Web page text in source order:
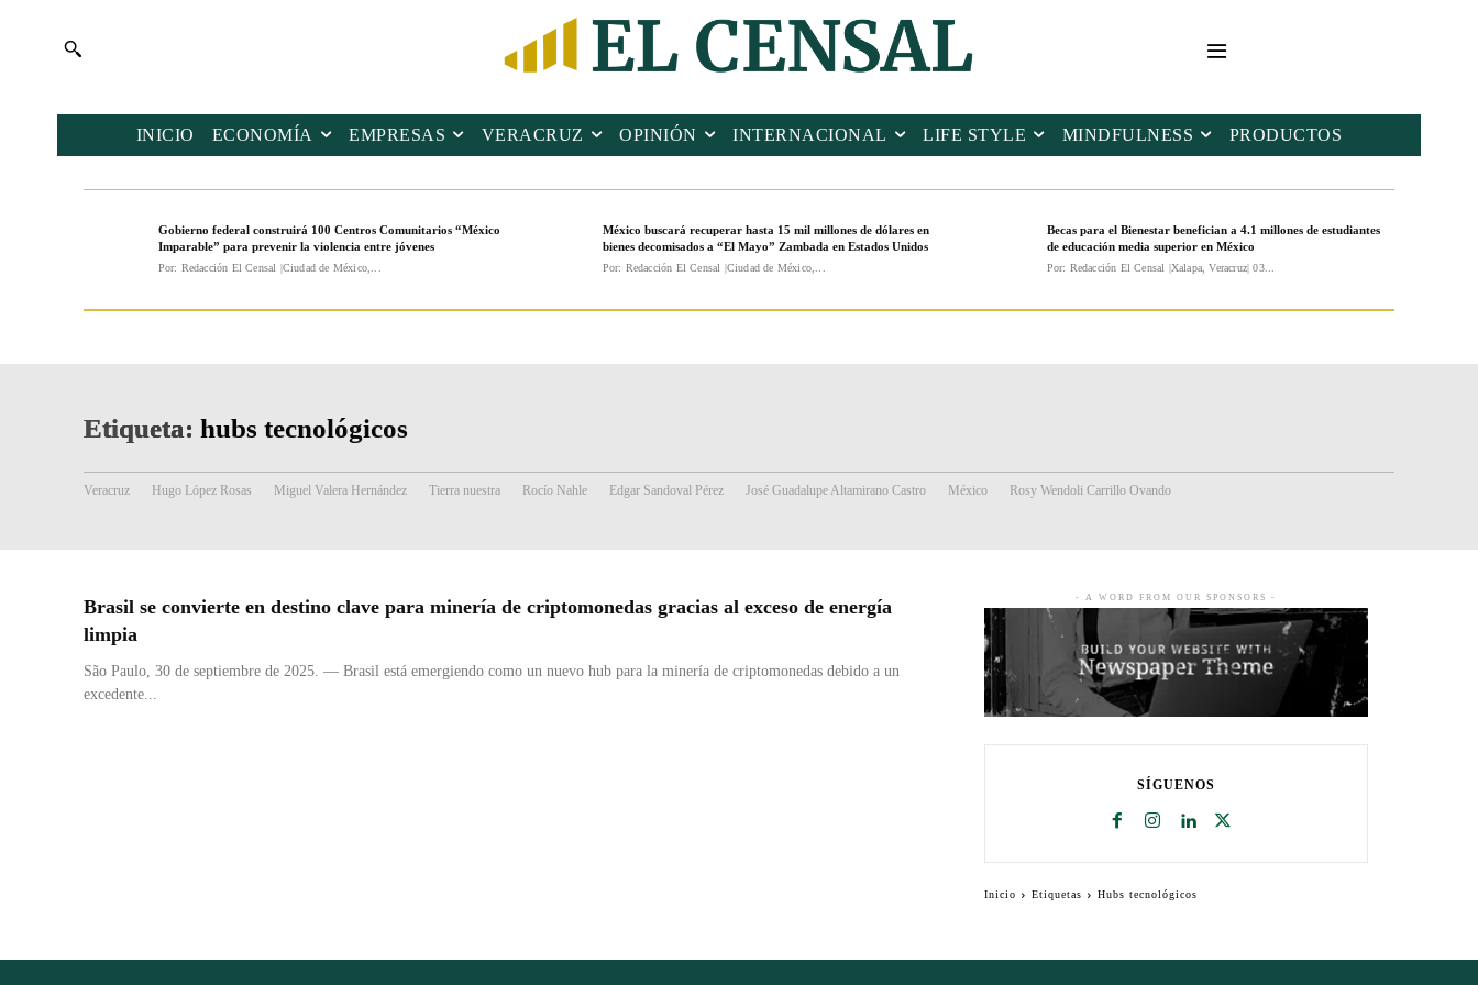
INICIO ECONOMÍA EMPRESAS VERACRUZ OPINIÓN INTERNACIONAL LIFE STYLE MINDFULNESS PRODUCTOS
Gobierno federal construirá 100 Centros Comunitarios “México
Imparable” para prevenir la violencia entre jóvenes
Por: Redacción El Censal |Ciudad de México,...
México buscará recuperar hasta 15 mil millones de dólares en
bienes decomisados a “El Mayo” Zambada en Estados Unidos
Por: Redacción El Censal |Ciudad de México,...
Becas para el Bienestar benefician a 4.1 millones de estudiantes
de educación media superior en México
Por: Redacción El Censal |Xalapa, Veracruz| 03...
Etiqueta: hubs tecnológicos
Veracruz Hugo López Rosas Miguel Valera Hernández Tierra nuestra Rocío Nahle Edgar Sandoval Pérez José Guadalupe Altamirano Castro México Rosy Wendoli Carrillo Ovando
Brasil se convierte en destino clave para minería de criptomonedas gracias al exceso de energía
limpia
São Paulo, 30 de septiembre de 2025. — Brasil está emergiendo como un nuevo hub para la minería de criptomonedas debido a un
excedente...
- A WORD FROM OUR SPONSORS -
SÍGUENOS
Inicio Etiquetas Hubs tecnológicos